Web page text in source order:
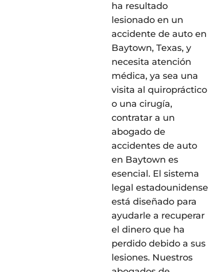
ha resultado
lesionado en un
accidente de auto en
Baytown, Texas, y
necesita atención
médica, ya sea una
visita al quiropráctico
o una cirugía,
contratar a un
abogado de
accidentes de auto
en Baytown es
esencial. El sistema
legal estadounidense
está diseñado para
ayudarle a recuperar
el dinero que ha
perdido debido a sus
lesiones. Nuestros